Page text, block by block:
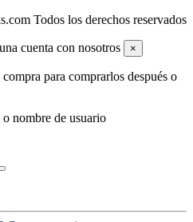
Todos los derechos reservados
cuenta con nosotros ×
para comprarlos después o
nombre de usuario